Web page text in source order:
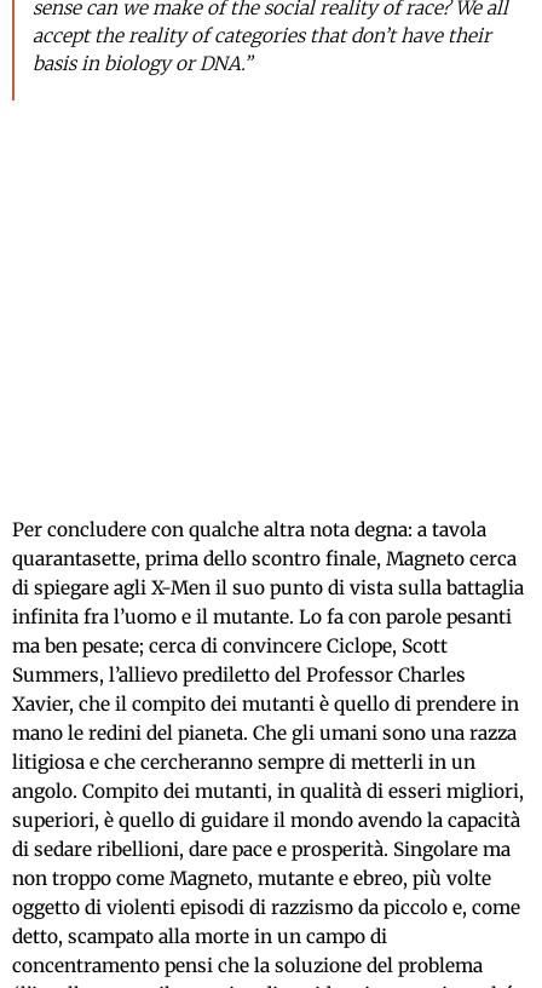
sense can we make of the social reality of race? We all
accept the reality of categories that don’t have their
basis in biology or DNA.”
Per concludere con qualche altra nota degna: a tavola
quarantasette, prima dello scontro finale, Magneto cerca
di spiegare agli X-Men il suo punto di vista sulla battaglia
infinita fra l’uomo e il mutante. Lo fa con parole pesanti
ma ben pesate; cerca di convincere Ciclope, Scott
Summers, l’allievo prediletto del Professor Charles
Xavier, che il compito dei mutanti è quello di prendere in
mano le redini del pianeta. Che gli umani sono una razza
litigiosa e che cercheranno sempre di metterli in un
angolo. Compito dei mutanti, in qualità di esseri migliori,
superiori, è quello di guidare il mondo avendo la capacità
di sedare ribellioni, dare pace e prosperità. Singolare ma
non troppo come Magneto, mutante e ebreo, più volte
oggetto di violenti episodi di razzismo da piccolo e, come
detto, scampato alla morte in un campo di
concentramento pensi che la soluzione del problema